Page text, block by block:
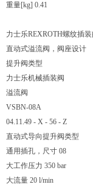
重量[kg] 0.41
力士乐REXROTH螺纹插
直动式溢流阀，阀座设计
提升阀类型
力士乐机械插装阀
溢流阀
VSBN-08A
04.11.49 - X - 56 - Z
直动式导向提升阀类型
通用插孔，尺寸 08
大工作压力 350 bar
大流量 20 l/min